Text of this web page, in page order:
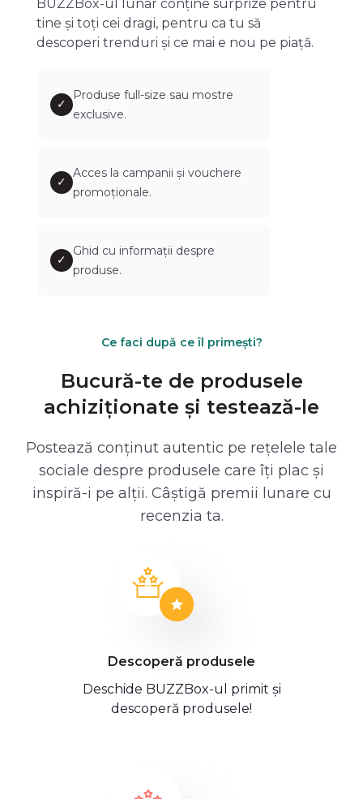
BUZZBox-ul lunar conține surprize pentru
tine și toți cei dragi, pentru ca tu să
descoperi trenduri și ce mai e nou pe piață.
✓
Produse full-size sau mostre
exclusive.
✓
Acces la campanii și vouchere
promoționale.
✓
Ghid cu informații despre
produse.
Ce faci după ce îl primești?
Bucură-te de produsele
achiziționate și testează-le
Postează conținut autentic pe rețelele tale
sociale despre produsele care îți plac și
inspiră-i pe alții. Câștigă premii lunare cu
recenzia ta.
Descoperă produsele
Deschide BUZZBox-ul primit și
descoperă produsele!